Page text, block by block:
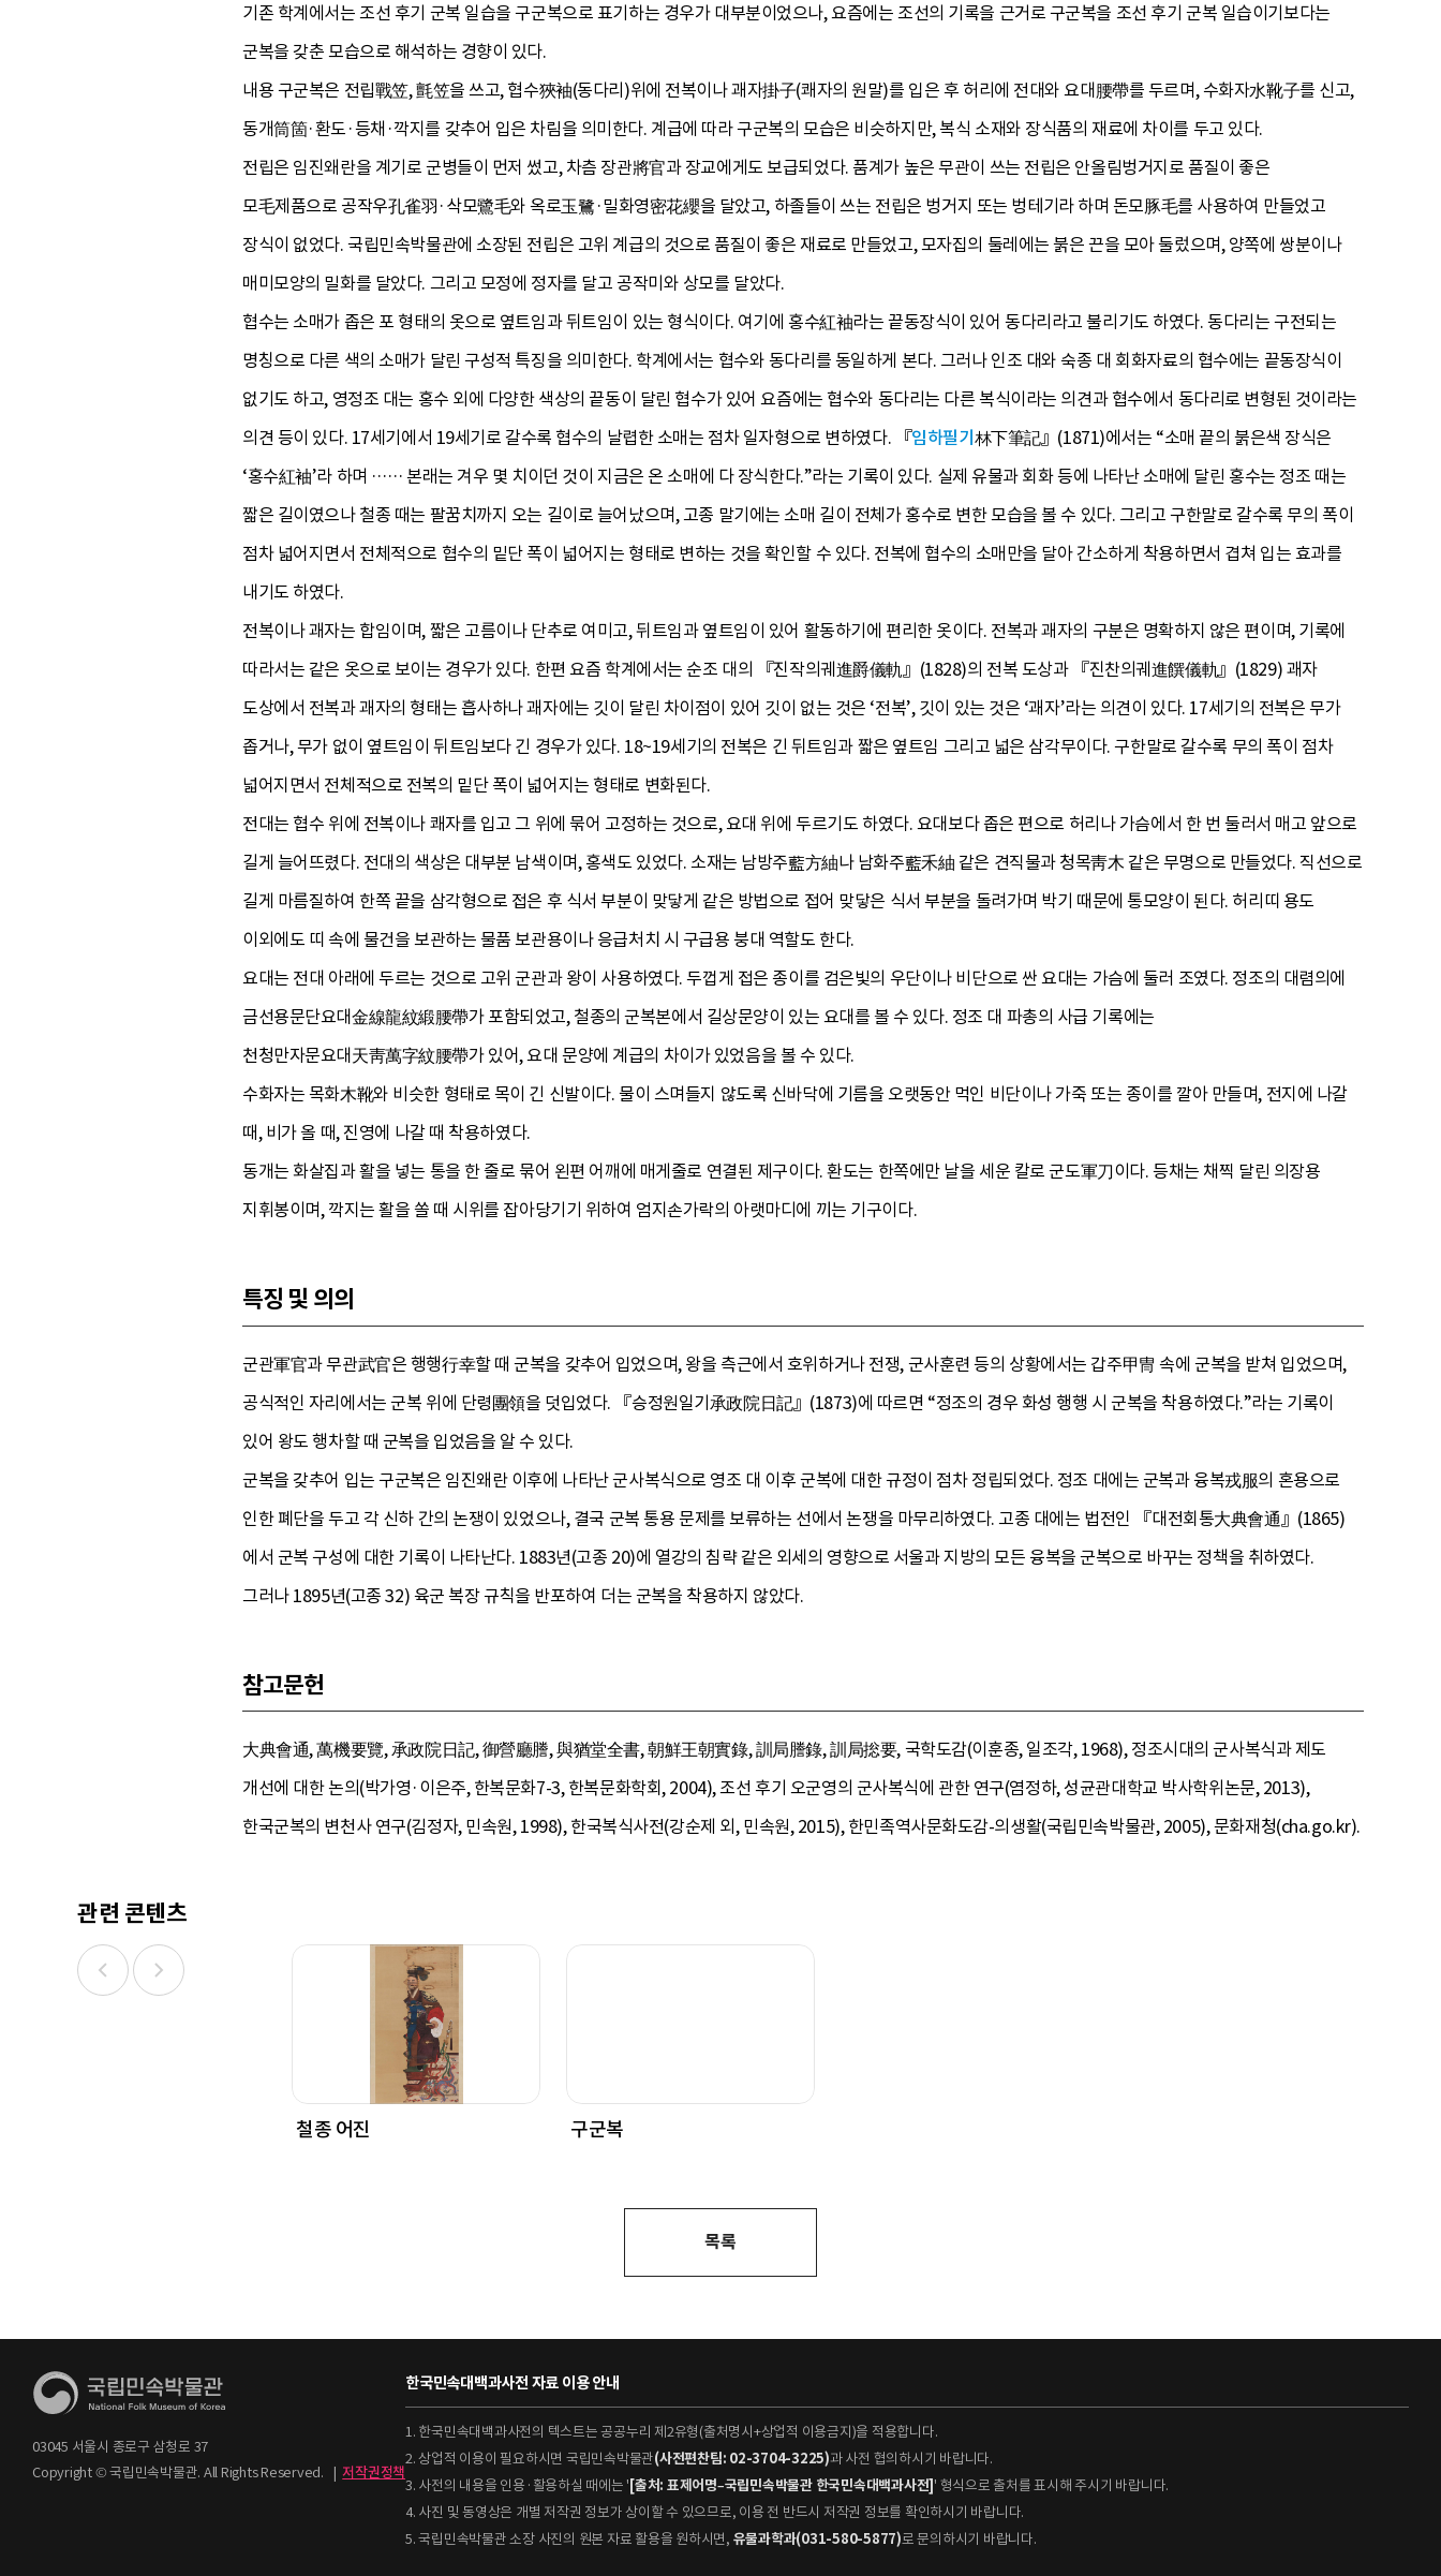
기존 학계에서는 조선 후기 군복 일습을 구군복으로 표기하는 경우가 대부분이었으나, 요즘에는 조선의 기록을 근거로 구군복을 조선 후기 군복 일습이기보다는
군복을 갖춘 모습으로 해석하는 경향이 있다.
내용 구군복은 전립戰笠, 氈笠을 쓰고, 협수狹袖(동다리)위에 전복이나 괘자掛子(쾌자의 원말)를 입은 후 허리에 전대와 요대腰帶를 두르며, 수화자水靴子를 신고,
동개筒箇·환도·등채·깍지를 갖추어 입은 차림을 의미한다. 계급에 따라 구군복의 모습은 비슷하지만, 복식 소재와 장식품의 재료에 차이를 두고 있다.
전립은 임진왜란을 계기로 군병들이 먼저 썼고, 차츰 장관將官과 장교에게도 보급되었다. 품계가 높은 무관이 쓰는 전립은 안올림벙거지로 품질이 좋은
모毛제품으로 공작우孔雀羽·삭모鷺毛와 옥로玉鷺·밀화영密花纓을 달았고, 하졸들이 쓰는 전립은 벙거지 또는 벙테기라 하며 돈모豚毛를 사용하여 만들었고
장식이 없었다. 국립민속박물관에 소장된 전립은 고위 계급의 것으로 품질이 좋은 재료로 만들었고, 모자집의 둘레에는 붉은 끈을 모아 둘렀으며, 양쪽에 쌍분이나
매미모양의 밀화를 달았다. 그리고 모정에 정자를 달고 공작미와 상모를 달았다.
협수는 소매가 좁은 포 형태의 옷으로 옆트임과 뒤트임이 있는 형식이다. 여기에 홍수紅袖라는 끝동장식이 있어 동다리라고 불리기도 하였다. 동다리는 구전되는
명칭으로 다른 색의 소매가 달린 구성적 특징을 의미한다. 학계에서는 협수와 동다리를 동일하게 본다. 그러나 인조 대와 숙종 대 회화자료의 협수에는 끝동장식이
없기도 하고, 영정조 대는 홍수 외에 다양한 색상의 끝동이 달린 협수가 있어 요즘에는 협수와 동다리는 다른 복식이라는 의견과 협수에서 동다리로 변형된 것이라는
의견 등이 있다. 17세기에서 19세기로 갈수록 협수의 날렵한 소매는 점차 일자형으로 변하였다. 『임하필기林下筆記』(1871)에서는 “소매 끝의 붉은색 장식은
‘홍수紅袖’라 하며 …… 본래는 겨우 몇 치이던 것이 지금은 온 소매에 다 장식한다.”라는 기록이 있다. 실제 유물과 회화 등에 나타난 소매에 달린 홍수는 정조 때는
짧은 길이였으나 철종 때는 팔꿈치까지 오는 길이로 늘어났으며, 고종 말기에는 소매 길이 전체가 홍수로 변한 모습을 볼 수 있다. 그리고 구한말로 갈수록 무의 폭이
점차 넓어지면서 전체적으로 협수의 밑단 폭이 넓어지는 형태로 변하는 것을 확인할 수 있다. 전복에 협수의 소매만을 달아 간소하게 착용하면서 겹쳐 입는 효과를
내기도 하였다.
전복이나 괘자는 합임이며, 짧은 고름이나 단추로 여미고, 뒤트임과 옆트임이 있어 활동하기에 편리한 옷이다. 전복과 괘자의 구분은 명확하지 않은 편이며, 기록에
따라서는 같은 옷으로 보이는 경우가 있다. 한편 요즘 학계에서는 순조 대의 『진작의궤進爵儀軌』(1828)의 전복 도상과 『진찬의궤進饌儀軌』(1829) 괘자
도상에서 전복과 괘자의 형태는 흡사하나 괘자에는 깃이 달린 차이점이 있어 깃이 없는 것은 ‘전복’, 깃이 있는 것은 ‘괘자’라는 의견이 있다. 17세기의 전복은 무가
좁거나, 무가 없이 옆트임이 뒤트임보다 긴 경우가 있다. 18~19세기의 전복은 긴 뒤트임과 짧은 옆트임 그리고 넓은 삼각무이다. 구한말로 갈수록 무의 폭이 점차
넓어지면서 전체적으로 전복의 밑단 폭이 넓어지는 형태로 변화된다.
전대는 협수 위에 전복이나 쾌자를 입고 그 위에 묶어 고정하는 것으로, 요대 위에 두르기도 하였다. 요대보다 좁은 편으로 허리나 가슴에서 한 번 둘러서 매고 앞으로
길게 늘어뜨렸다. 전대의 색상은 대부분 남색이며, 홍색도 있었다. 소재는 남방주藍方紬나 남화주藍禾紬 같은 견직물과 청목靑木 같은 무명으로 만들었다. 직선으로
길게 마름질하여 한쪽 끝을 삼각형으로 접은 후 식서 부분이 맞닿게 같은 방법으로 접어 맞닿은 식서 부분을 돌려가며 박기 때문에 통모양이 된다. 허리띠 용도
이외에도 띠 속에 물건을 보관하는 물품 보관용이나 응급처치 시 구급용 붕대 역할도 한다.
요대는 전대 아래에 두르는 것으로 고위 군관과 왕이 사용하였다. 두껍게 접은 종이를 검은빛의 우단이나 비단으로 싼 요대는 가슴에 둘러 조였다. 정조의 대렴의에
금선용문단요대金線龍紋緞腰帶가 포함되었고, 철종의 군복본에서 길상문양이 있는 요대를 볼 수 있다. 정조 대 파총의 사급 기록에는
천청만자문요대天靑萬字紋腰帶가 있어, 요대 문양에 계급의 차이가 있었음을 볼 수 있다.
수화자는 목화木靴와 비슷한 형태로 목이 긴 신발이다. 물이 스며들지 않도록 신바닥에 기름을 오랫동안 먹인 비단이나 가죽 또는 종이를 깔아 만들며, 전지에 나갈
때, 비가 올 때, 진영에 나갈 때 착용하였다.
동개는 화살집과 활을 넣는 통을 한 줄로 묶어 왼편 어깨에 매게줄로 연결된 제구이다. 환도는 한쪽에만 날을 세운 칼로 군도軍刀이다. 등채는 채찍 달린 의장용
지휘봉이며, 깍지는 활을 쏠 때 시위를 잡아당기기 위하여 엄지손가락의 아랫마디에 끼는 기구이다.
특징 및 의의
군관軍官과 무관武官은 행행行幸할 때 군복을 갖추어 입었으며, 왕을 측근에서 호위하거나 전쟁, 군사훈련 등의 상황에서는 갑주甲冑 속에 군복을 받쳐 입었으며,
공식적인 자리에서는 군복 위에 단령團領을 덧입었다. 『승정원일기承政院日記』(1873)에 따르면 “정조의 경우 화성 행행 시 군복을 착용하였다.”라는 기록이
있어 왕도 행차할 때 군복을 입었음을 알 수 있다.
군복을 갖추어 입는 구군복은 임진왜란 이후에 나타난 군사복식으로 영조 대 이후 군복에 대한 규정이 점차 정립되었다. 정조 대에는 군복과 융복戎服의 혼용으로
인한 폐단을 두고 각 신하 간의 논쟁이 있었으나, 결국 군복 통용 문제를 보류하는 선에서 논쟁을 마무리하였다. 고종 대에는 법전인 『대전회통大典會通』(1865)
에서 군복 구성에 대한 기록이 나타난다. 1883년(고종 20)에 열강의 침략 같은 외세의 영향으로 서울과 지방의 모든 융복을 군복으로 바꾸는 정책을 취하였다.
그러나 1895년(고종 32) 육군 복장 규칙을 반포하여 더는 군복을 착용하지 않았다.
참고문헌
大典會通, 萬機要覽, 承政院日記, 御營廳謄, 與猶堂全書, 朝鮮王朝實錄, 訓局謄錄, 訓局捴要, 국학도감(이훈종, 일조각, 1968), 정조시대의 군사복식과 제도
개선에 대한 논의(박가영·이은주, 한복문화7-3, 한복문화학회, 2004), 조선 후기 오군영의 군사복식에 관한 연구(염정하, 성균관대학교 박사학위논문, 2013),
한국군복의 변천사 연구(김정자, 민속원, 1998), 한국복식사전(강순제 외, 민속원, 2015), 한민족역사문화도감-의생활(국립민속박물관, 2005), 문화재청(cha.go.kr).
관련 콘텐츠
철종 어진 구군복
목록
03045 서울시 종로구 삼청로 37
Copyright © 국립민속박물관. All Rights Reserved.
| 저작권정책
한국민속대백과사전 자료 이용 안내
1. 한국민속대백과사전의 텍스트는 공공누리 제2유형(출처명시+상업적 이용금지)을 적용합니다.
2. 상업적 이용이 필요하시면 국립민속박물관(사전편찬팀: 02-3704-3225)과 사전 협의하시기 바랍니다.
3. 사전의 내용을 인용·활용하실 때에는 ' [출처: 표제어명–국립민속박물관 한국민속대백과사전] ' 형식으로 출처를 표시해 주시기 바랍니다.
4. 사진 및 동영상은 개별 저작권 정보가 상이할 수 있으므로, 이용 전 반드시 저작권 정보를 확인하시기 바랍니다.
5. 국립민속박물관 소장 사진의 원본 자료 활용을 원하시면, 유물과학과(031-580-5877)로 문의하시기 바랍니다.